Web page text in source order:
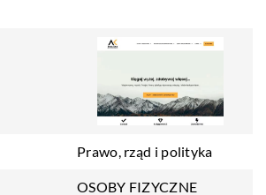
Prawo, rząd i polityka
OSOBY FIZYCZNE